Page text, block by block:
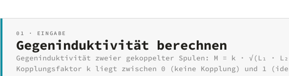
01 · EINGABE
Gegeninduktivität berechnen
Gegeninduktivität zweier gekoppelter Spulen: M = k · √(L₁ ·
Kopplungsfaktor k liegt zwischen 0 (keine Kopplung) und 1